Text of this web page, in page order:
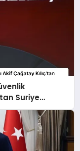
Suriye